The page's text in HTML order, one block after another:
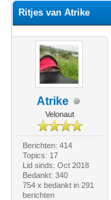
Ritjes van Atrike
Atrike
Velonaut
Berichten: 414
Topics: 17
Lid sinds: Oct 2018
Bedankt: 340
754 x bedankt in 291
berichten